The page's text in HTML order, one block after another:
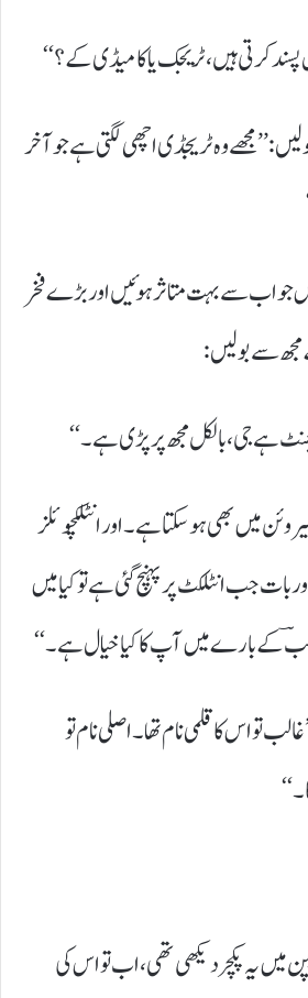
کرتی ہیں، ٹریجک یا کامیڈی کے؟‘‘
’’مجھے وہ ٹریجڈی اچھی لگتی ہے جو آخر
جواب سے بہت متاثر ہوئیں اور بڑے فخر
سے بولیں:
ہے جی، بالکل مجھ پر پڑی ہے۔‘‘
میں بھی ہوسکتا ہے۔ اور انٹلکچوئلز
بات جب انٹلکٹ پر پہنچ گئی ہے تو کیا میں
کے بارے میں آپ کا کیا خیال ہے۔‘‘
تو اس کا قلمی نام تھا۔ اصلی نام تو
میں یہ پکچر دیکھی تھی، اب تو اس کی